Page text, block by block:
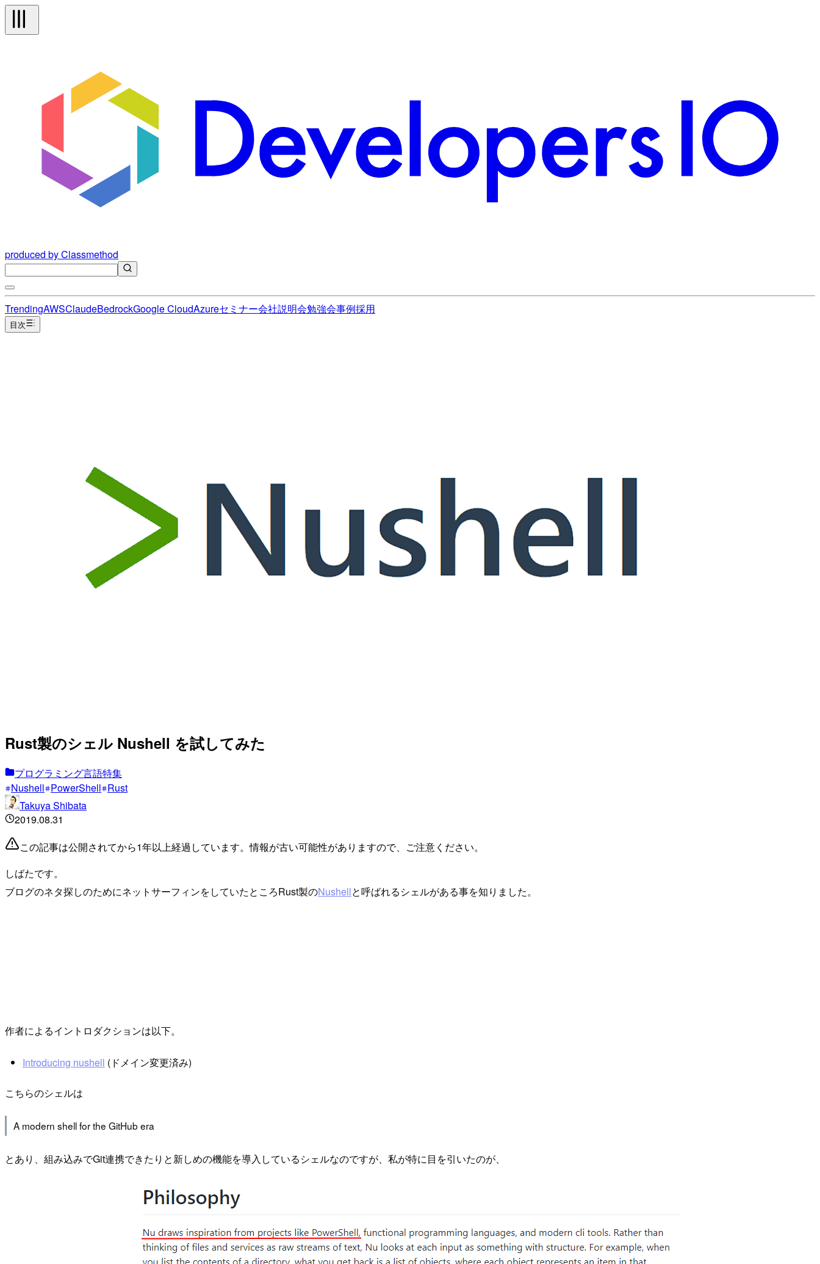
produced by Classmethod
TrendingAWSClaudeBedrockGoogle CloudAzureセミナー会社説明会勉強会事例採用
目次
Rust製のシェル Nushell を試してみた
プログラミング言語特集
Nushell PowerShell Rust
Takuya Shibata
2019.08.31
この記事は公開されてから1年以上経過しています。情報が古い可能性がありますので、ご注意ください。
しばたです。
ブログのネタ探しのためにネットサーフィンをしていたところRust製のNushellと呼ばれるシェルがある事を知りました。
作者によるイントロダクションは以下。
Introducing nushell (ドメイン変更済み)
こちらのシェルは
A modern shell for the GitHub era
とあり、組み込みでGit連携できたりと新しめの機能を導入しているシェルなのですが、私が特に目を引いたのが、